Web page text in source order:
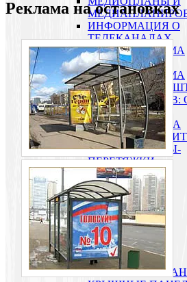
ИНФОРМАЦИЯ О
ТЕЛЕКАНАЛАХ
ТЕЛЕПРОГРАММА
«РЕГИОН»
ТЕЛЕПРОГРАММА
«КУЛИНАРНЫЕ
РЕКЛАМА НА ТВ:
ПОЛОЖЕНИЯ
НАРУЖНАЯ РЕКЛАМА
РЕКЛАМНЫЕ
ТРАНСПАРАНТЫ-
ПЕРЕТЯЖКИ
АРКИ
СИТИ-ФОРМАТ
СИТИБОРДЫ
ПИЛЛАРЫ
ПРИЗМАБОРДЫ
СУПЕРСАЙТЫ
СУПЕРБОРДЫ
БРАНДМАУЭРЫ
КРЫШНЫЕ
Реклама на остановках